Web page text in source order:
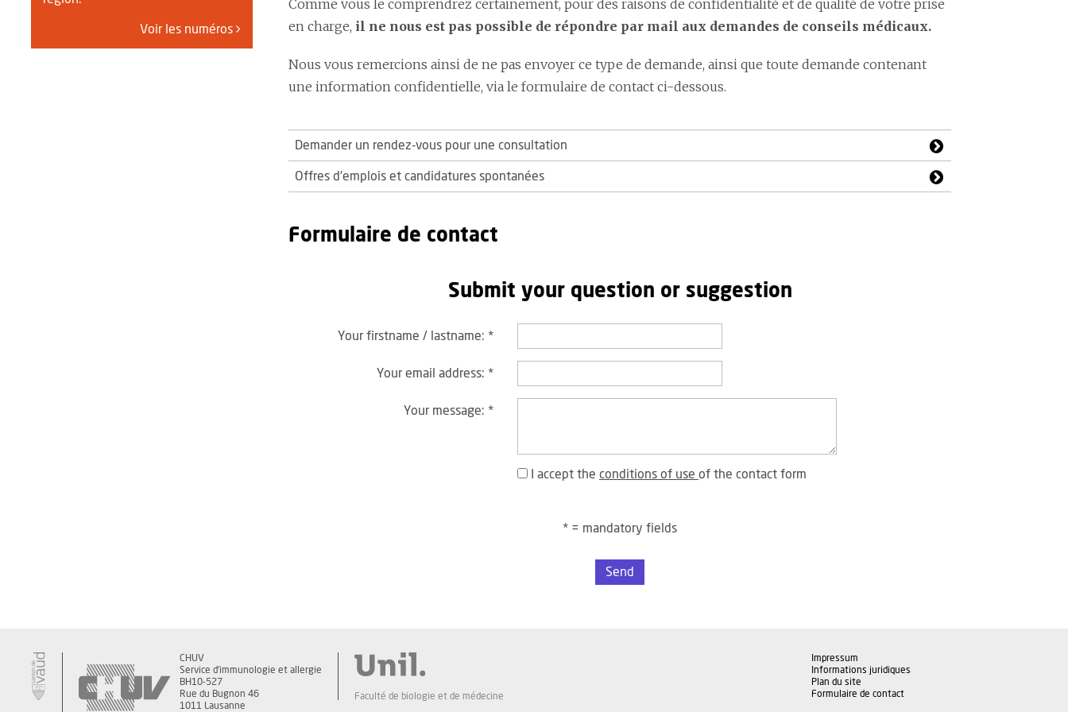
Voir les numéros
Comme vous le comprendrez certainement, pour des raisons de confidentialité et de qualité de votre prise
en charge, il ne nous est pas possible de répondre par mail aux demandes de conseils médicaux.
Nous vous remercions ainsi de ne pas envoyer ce type de demande, ainsi que toute demande contenant
une information confidentielle, via le formulaire de contact ci-dessous.
Demander un rendez-vous pour une consultation
Offres d'emplois et candidatures spontanées
Formulaire de contact
Submit your question or suggestion
Your firstname / lastname: *
Your email address: *
Your message: *
I accept the conditions of use of the contact form
* = mandatory fields
Send
CHUV
Service d'immunologie et allergie
BH10-527
Rue du Bugnon 46
1011 Lausanne
Faculté de biologie et de médecine
Impressum
Informations juridiques
Plan du site
Formulaire de contact